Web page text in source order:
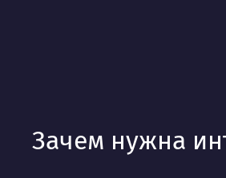
Зачем нужна